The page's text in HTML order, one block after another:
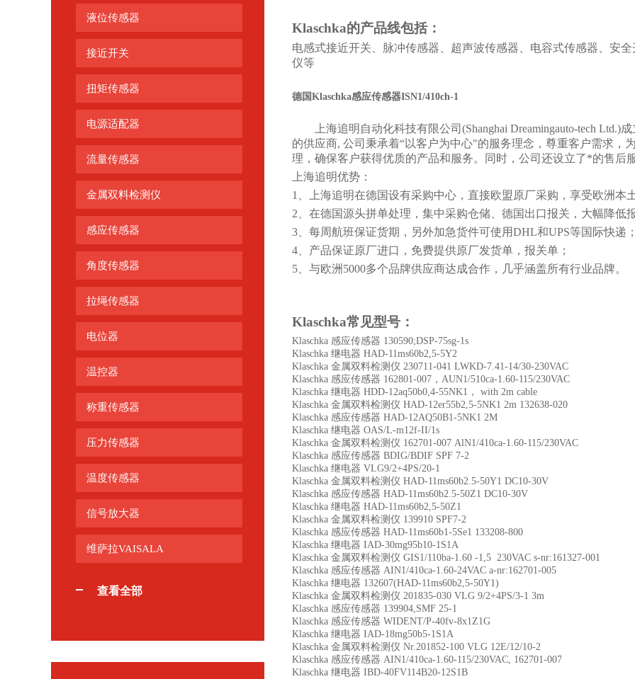
液位传感器
接近开关
扭矩传感器
电源适配器
流量传感器
金属双料检测仪
感应传感器
角度传感器
拉绳传感器
电位器
温控器
称重传感器
压力传感器
温度传感器
信号放大器
维萨拉VAISALA
查看全部
Klaschka的产品线包括：
电感式接近开关、脉冲传感器、超声波传感器、电容式传感器、安
仪等
德国Klaschka感应传感器ISN1/410ch-1
上海追明自动化科技有限公司 (Shanghai Dreamingauto-tech
的供应商, 公司秉承着“以客户为中心"的服务理念，尊重客户需求，
理，确保客户获得优质的产品和服务。同时，公司还设立了*的售后
上海追明优势：
1、上海追明在德国设有采购中心，直接欧盟原厂采购，享受欧洲本
2、在德国源头拼单处理，集中采购仓储、德国出口报关，大幅降低
3、每周航班保证货期，另外加急货件可使用DHL和UPS等国际快递；
4、产品保证原厂进口，免费提供原厂发货单，报关单；
5、与欧洲5000多个品牌供应商达成合作，几乎涵盖所有行业品牌。
Klaschka常见型号：
Klaschka 感应传感器 130590;DSP-75sg-1s
Klaschka 继电器 HAD-11ms60b2,5-5Y2
Klaschka 金属双料检测仪 230711-041 LWKD-7.41-14/30-230VAC
Klaschka 感应传感器 162801-007，AUN1/510ca-1.60-115/230VAC
Klaschka 继电器 HDD-12aq50b0,4-55NK1， with 2m cable
Klaschka 金属双料检测仪 HAD-12er55b2,5-5NK1 2m 132638-020
Klaschka 感应传感器 HAD-12AQ50B1-5NK1 2M
Klaschka 继电器 OAS/L-m12f-II/1s
Klaschka 金属双料检测仪 162701-007 AlN1/410ca-1.60-115/230VAC
Klaschka 感应传感器 BDIG/BDIF SPF 7-2
Klaschka 继电器 VLG9/2+4PS/20-1
Klaschka 金属双料检测仪 HAD-11ms60b2.5-50Y1 DC10-30V
Klaschka 感应传感器 HAD-11ms60b2.5-50Z1 DC10-30V
Klaschka 继电器 HAD-11ms60b2,5-50Z1
Klaschka 金属双料检测仪 139910 SPF7-2
Klaschka 感应传感器 HAD-11ms60b1-5Se1 133208-800
Klaschka 继电器 IAD-30mg95b10-1S1A
Klaschka 金属双料检测仪 GIS1/110ba-1.60 -1,5 230VAC s-nr:161327-001
Klaschka 感应传感器 AIN1/410ca-1.60-24VAC a-nr:162701-005
Klaschka 继电器 132607(HAD-11ms60b2,5-50Y1)
Klaschka 金属双料检测仪 201835-030 VLG 9/2+4PS/3-1 3m
Klaschka 感应传感器 139904,SMF 25-1
Klaschka 感应传感器 WIDENT/P-40fv-8x1Z1G
Klaschka 继电器 IAD-18mg50b5-1S1A
Klaschka 金属双料检测仪 Nr.201852-100 VLG 12E/12/10-2
Klaschka 感应传感器 AIN1/410ca-1.60-115/230VAC, 162701-007
Klaschka 继电器 IBD-40FV114B20-12S1B